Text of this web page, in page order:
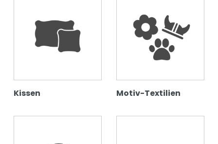
Kissen Motiv-Textilien